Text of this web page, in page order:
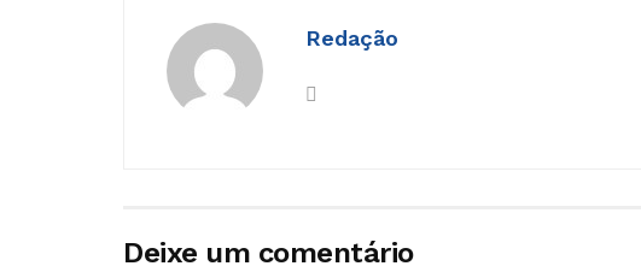
Redação
Deixe um comentário